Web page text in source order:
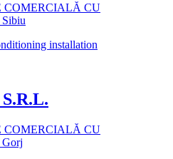
COMERCIALĂ CU
Sibiu
installation
COMERCIALĂ CU
Gorj